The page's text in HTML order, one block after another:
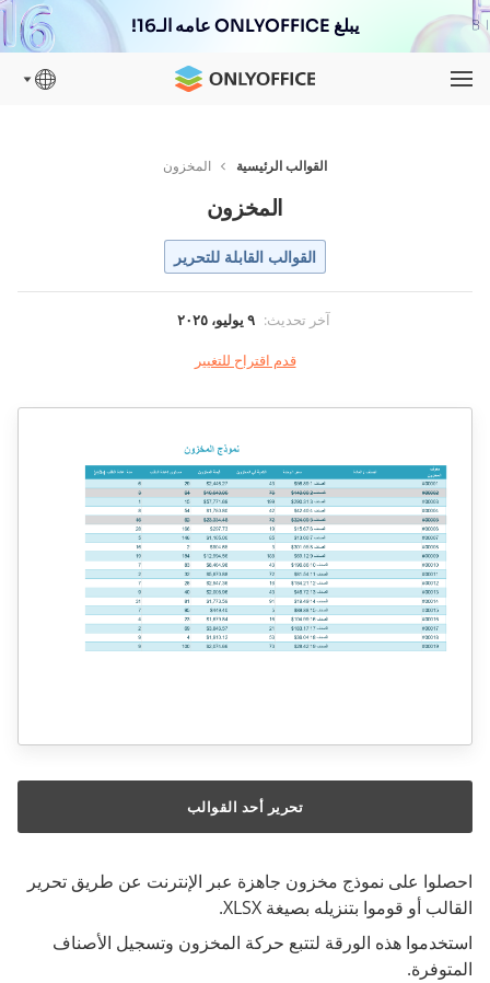
يبلغ ONLYOFFICE عامه الـ16!
القوالب الرئيسية المخزون
المخزون
القوالب القابلة للتحرير
آخر تحديث: ٩ يوليو، ٢٠٢٥
قدم اقتراح للتغيير
احصلوا على نموذج مخزون جاهزة عبر الإنترنت عن طريق تحرير
القالب أو قوموا بتنزيله بصيغة XLSX.
استخدموا هذه الورقة لتتبع حركة المخزون وتسجيل الأصناف
المتوفرة.
تحرير أحد القوالب